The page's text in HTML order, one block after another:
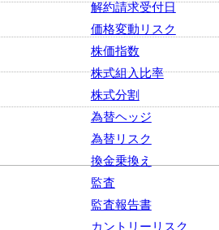
解約請求受付日
価格変動リスク
株価指数
株式組入比率
株式分割
為替ヘッジ
為替リスク
換金乗換え
監査
監査報告書
カントリーリスク